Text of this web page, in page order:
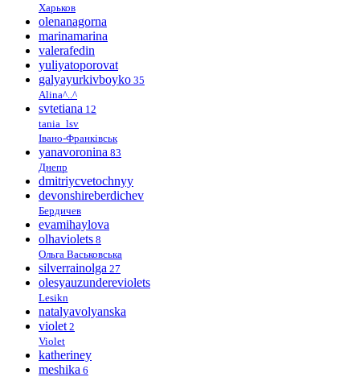
Харьков
olenanagorna
marinamarina
valerafedin
yuliyatoporovat
galyayurkivboyko 35
Alina^..^
svtetiana 12
tania_lsv
Івано-Франківськ
yanavoronina 83
Днепр
dmitriycvetochnyy
devonshireberdichev
Бердичев
evamihaylova
olhaviolets 8
Ольга Васьковська
silverrainolga 27
olesyauzundereviolets
Lesikn
natalyavolyanska
violet 2
Violet
katheriney
meshika 6